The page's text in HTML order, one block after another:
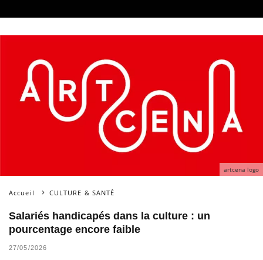
artcena logo
Accueil CULTURE & SANTÉ
Salariés handicapés dans la culture : un
pourcentage encore faible
27/05/2026